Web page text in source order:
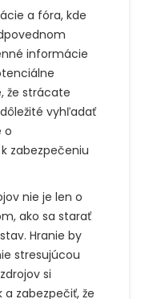
a fóra, kde
informácie
že strácate
vyhľadať
o
zabezpečeniu
nie je len o
ako sa starať
Hranie by
stresujúcou
si
zabezpečiť, že